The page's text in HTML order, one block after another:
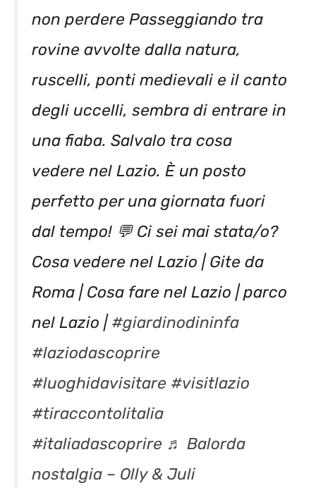
non perdere Passeggiando tra
rovine avvolte dalla natura,
ruscelli, ponti medievali e il canto
degli uccelli, sembra di entrare in
una fiaba. Salvalo tra cosa
vedere nel Lazio. È un posto
perfetto per una giornata fuori
dal tempo! 💬 Ci sei mai stata/o?
Cosa vedere nel Lazio | Gite da
Roma | Cosa fare nel Lazio | parco
nel Lazio | #giardinodininfa
#laziodascoprire
#luoghidavisitare #visitlazio
#tiraccontolitalia
#italiadascoprire ♬ Balorda
nostalgia – Olly & Juli